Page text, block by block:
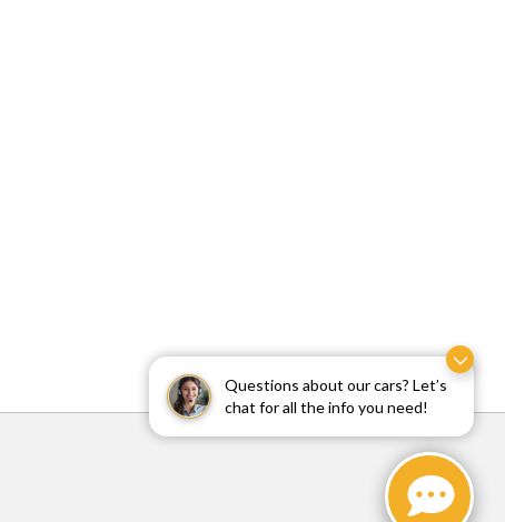
Questions about our cars? Let’s
chat for all the info you need!